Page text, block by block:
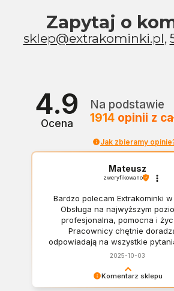
Zapytaj o
sklep@extrakominki.pl,
4.9
Ocena
Na podstawie
1914 opinii z
Jak zbieramy
Komentarz sklepu
Mateusz
zweryfikowano
Bardzo polecam Extrakominki w
Obsługa na najwyższym
profesjonalna, pomocna i
Pracownicy chętnie
odpowiadają na wszystkie
plusem jest szeroki wybór
kominków po nowoczesne
dopasowane do różnych
2025-10-03